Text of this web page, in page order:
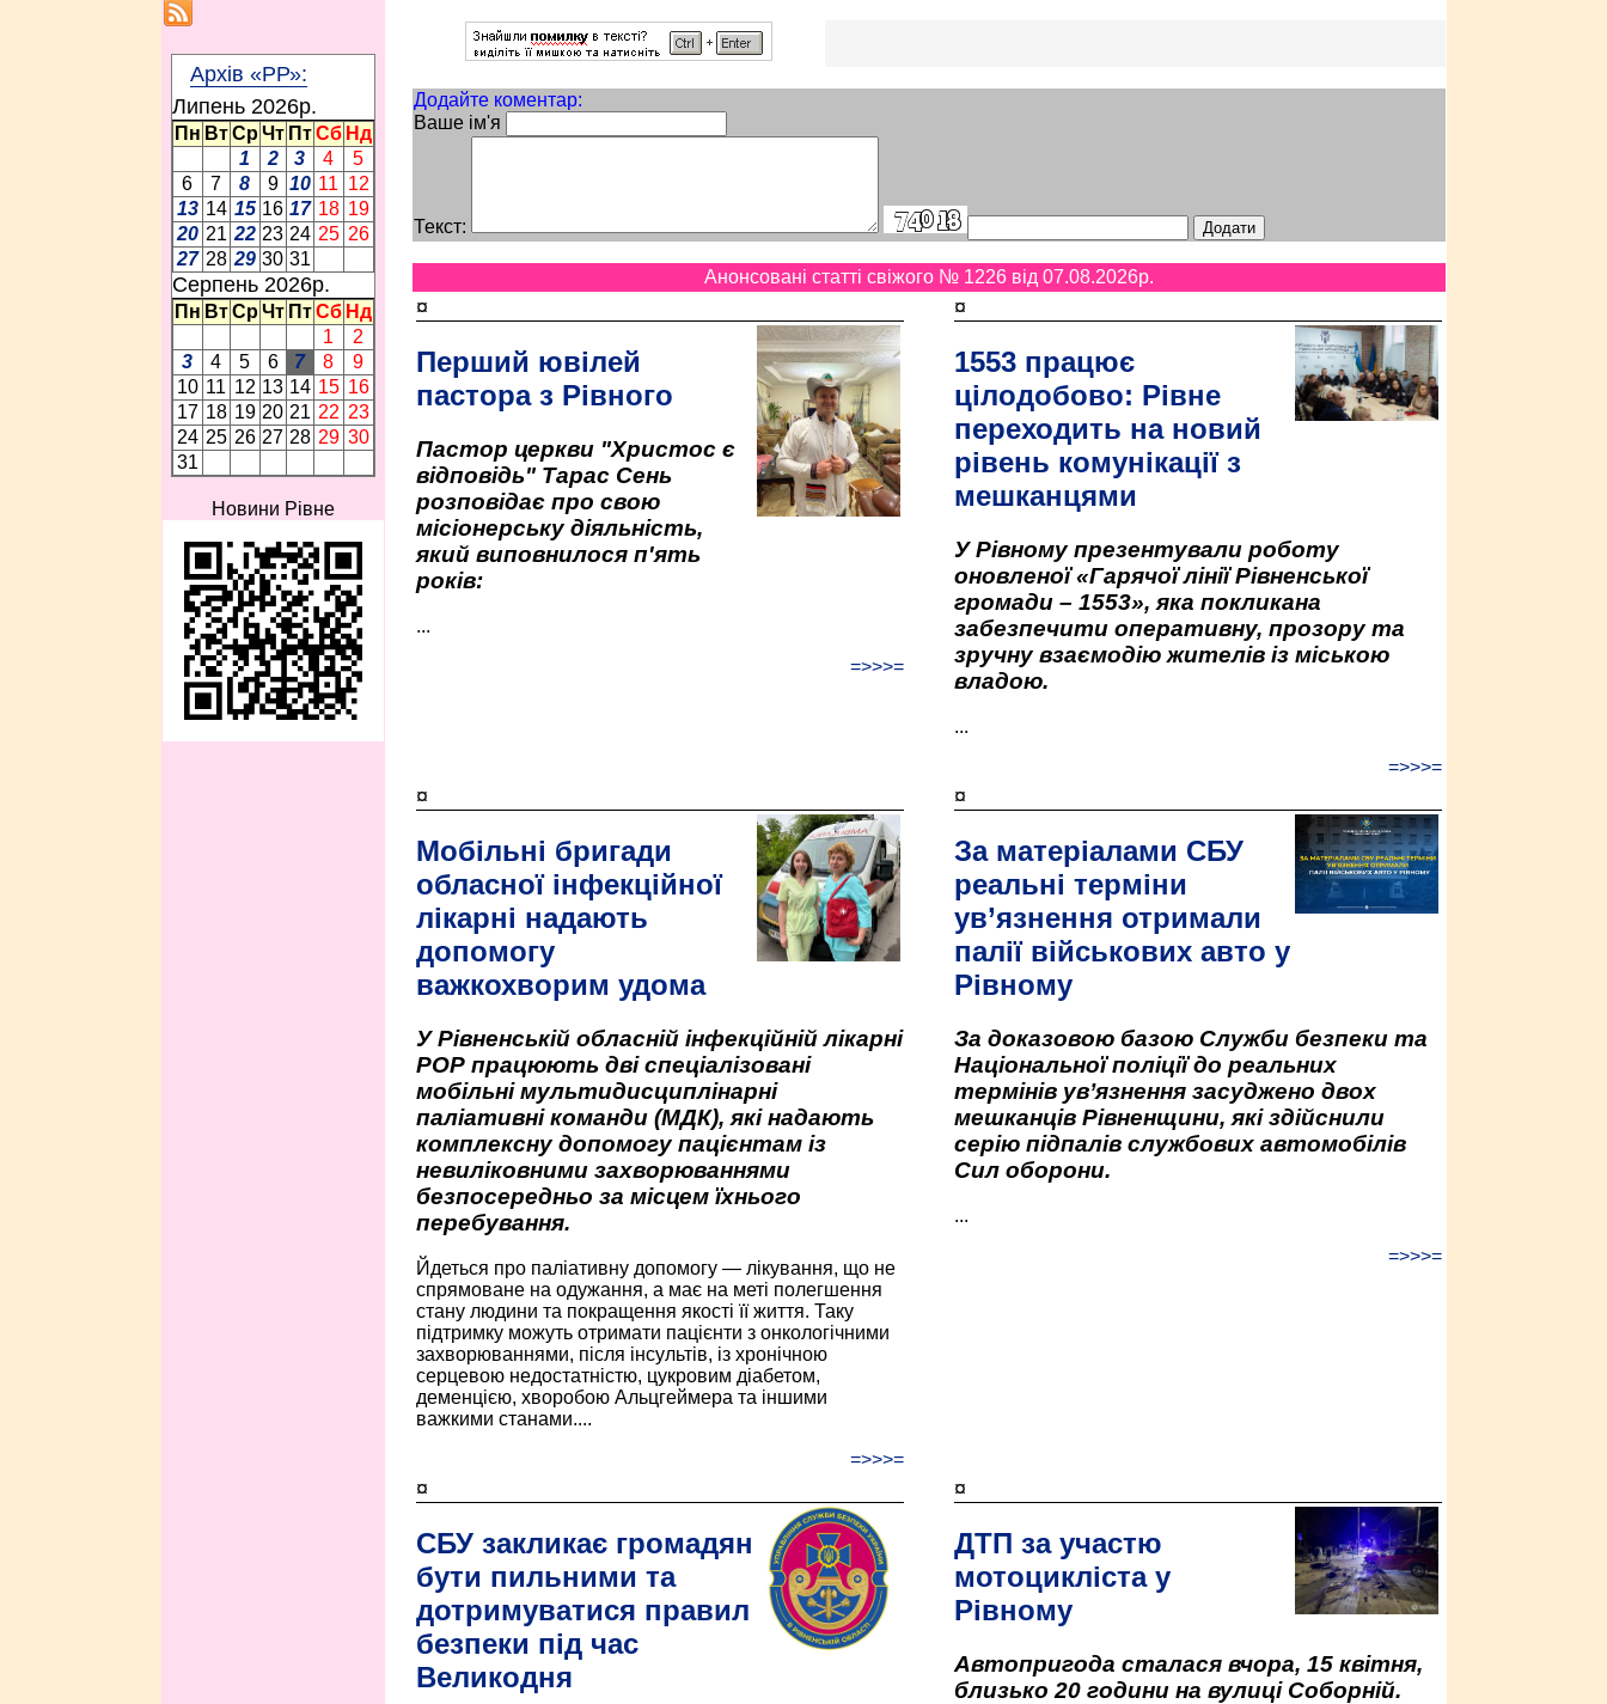
Архів «РР»:
Липень 2026p.
Пн Вт Ср Чт Пт Сб Нд
1
2 3 4
5
6
7 8 9 10 11 12
13 14 15 16 17 18 19
20 21 22 23 24 25 26
27 28 29 30 31
Серпень 2026p.
Пн Вт Ср Чт Пт Сб Нд
1
2
3
4 5 6 7 8
9
10 11 12 13 14 15 16
17 18 19 20 21 22 23
24 25 26 27 28 29 30
31
Новини Рівне
Додайте коментар:
Ваше ім'я
Текст:
Анонсовані статті свіжого № 1226 від 07.08.2026p.
¤
Перший ювілей
пастора з Рівного
Пастор церкви "Христос є
відповідь" Тарас Сень
розповідає про свою
місіонерську діяльність,
який виповнилося п'ять
років:
...
=>>>=
¤
1553 працює
цілодобово: Рівне
переходить на новий
рівень комунікації з
мешканцями
У Рівному презентували роботу
оновленої «Гарячої лінії Рівненської
громади – 1553», яка покликана
забезпечити оперативну, прозору та
зручну взаємодію жителів із міською
владою.
...
=>>>=
¤
Мобільні бригади
обласної інфекційної
лікарні надають
допомогу
важкохворим удома
У Рівненській обласній інфекційній лікарні
РОР працюють дві спеціалізовані
мобільні мультидисциплінарні
паліативні команди (МДК), які надають
комплексну допомогу пацієнтам із
невиліковними захворюваннями
безпосередньо за місцем їхнього
перебування.
Йдеться про паліативну допомогу — лікування, що не
спрямоване на одужання, а має на меті полегшення
стану людини та покращення якості її життя. Таку
підтримку можуть отримати пацієнти з онкологічними
захворюваннями, після інсультів, із хронічною
серцевою недостатністю, цукровим діабетом,
деменцією, хворобою Альцгеймера та іншими
важкими станами....
=>>>=
¤
За матеріалами СБУ
реальні терміни
ув’язнення отримали
палії військових авто у
Рівному
За доказовою базою Служби безпеки та
Національної поліції до реальних
термінів ув’язнення засуджено двох
мешканців Рівненщини, які здійснили
серію підпалів службових автомобілів
Сил оборони.
...
=>>>=
¤
СБУ закликає громадян
бути пильними та
дотримуватися правил
безпеки під час
Великодня
¤
ДТП за участю
мотоцикліста у
Рівному
Автопригода сталася вчора, 15 квітня,
близько 20 години на вулиці Соборній.